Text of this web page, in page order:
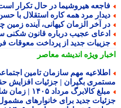
هیروشیما در حال تکرار است
مرد همه کاره استقلال با حسن
آخر الزمان کیهانی، آینده زمین چه
عجیب درباره قانون شکنی
جدید از پرداخت معوقات
ویژهاندیشه معاصر
مهم سازمان تامین اجتماعی
بگیران | جزئیات افزایش حقوق و
مبلغ کالابرگ مرداد
جدید برای خانوارهای مشمول